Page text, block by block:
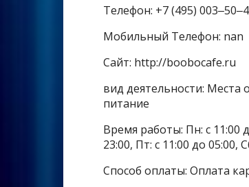
Телефон: +7 (495)
Мобильный Телефон: nan
Сайт: http://boobocafe.ru
вид деятельности: Места
питание
Время работы: Пн: с 11:00
23:00, Пт: с 11:00 до 05:00,
Способ оплаты: Оплата